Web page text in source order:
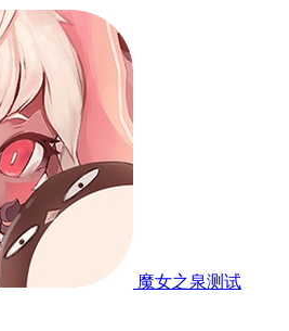
魔女之泉测试